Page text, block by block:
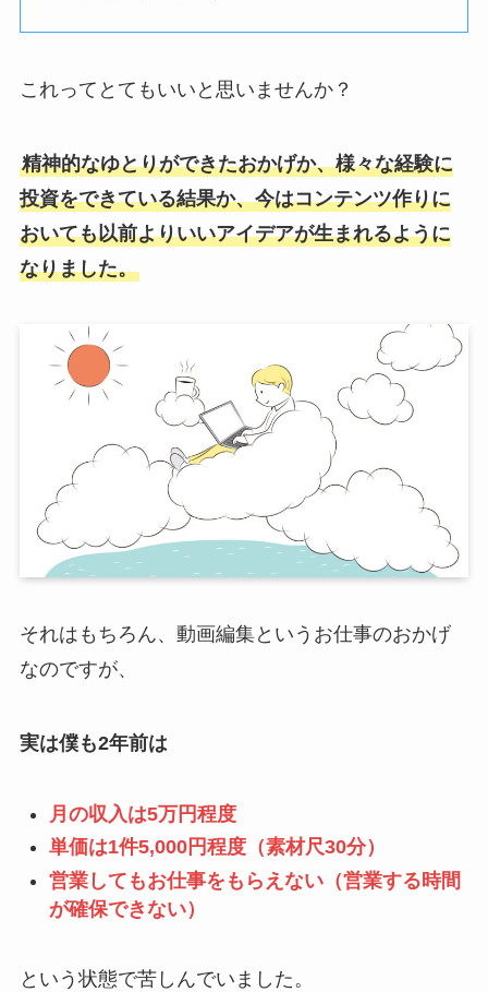
これってとてもいいと思いませんか？
精神的なゆとりができたおかげか、様々な経験に
投資をできている結果か、今はコンテンツ作りに
おいても以前よりいいアイデアが生まれるように
なりました。
それはもちろん、動画編集というお仕事のおかげ
なのですが、
実は僕も2年前は
月の収入は5万円程度
単価は1件5,000円程度（素材尺30分）
営業してもお仕事をもらえない（営業する時間
が確保できない）
という状態で苦しんでいました。